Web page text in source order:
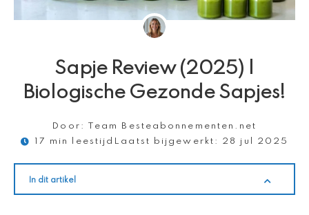
Sapje Review (2025) |
Biologische Gezonde Sapjes!
Door:
Team Besteabonnementen.net
17 min leestijd Laatst bijgewerkt: 28 jul 2025
In dit artikel